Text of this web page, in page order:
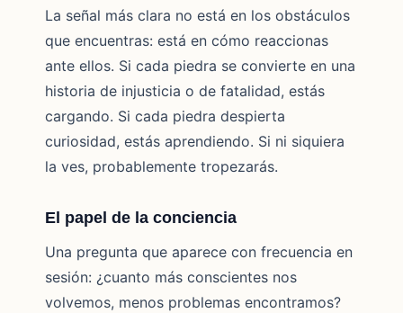
La señal más clara no está en los obstáculos
que encuentras: está en cómo reaccionas
ante ellos. Si cada piedra se convierte en una
historia de injusticia o de fatalidad, estás
cargando. Si cada piedra despierta
curiosidad, estás aprendiendo. Si ni siquiera
la ves, probablemente tropezarás.
El papel de la conciencia
Una pregunta que aparece con frecuencia en
sesión: ¿cuanto más conscientes nos
volvemos, menos problemas encontramos?